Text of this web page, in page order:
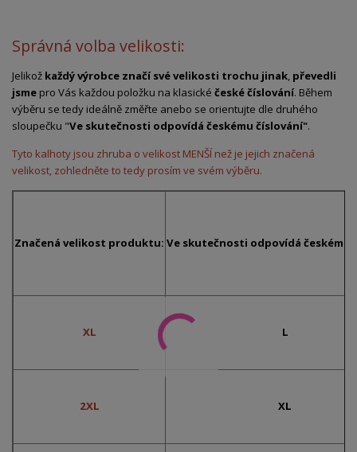
Správná volba velikosti:
Jelikož každý výrobce značí své velikosti trochu jinak převedli
jsme pro Vás každou položku na klasické české číslování. Během
výběru se tedy ideálně změřte anebo se orientujte dle druhého
sloupečku "Ve skutečnosti odpovídá českému číslování".
Tyto kalhoty jsou zhruba o velikost MENŠÍ než je jejich značená
velikost, zohledněte to tedy prosím ve svém výběru.
Značená velikost produktu: Ve skutečnosti odpovídá českému
XL L
2XL XL